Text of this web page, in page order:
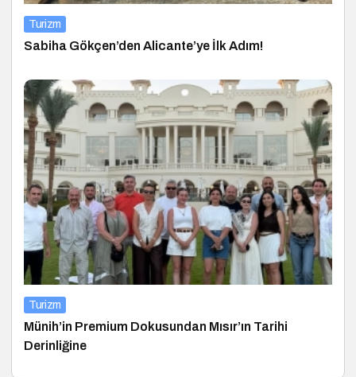
Turizm
Sabiha Gökçen’den Alicante’ye İlk Adım!
Turizm
Münih’in Premium Dokusundan Mısır’ın Tarihi
Derinliğine